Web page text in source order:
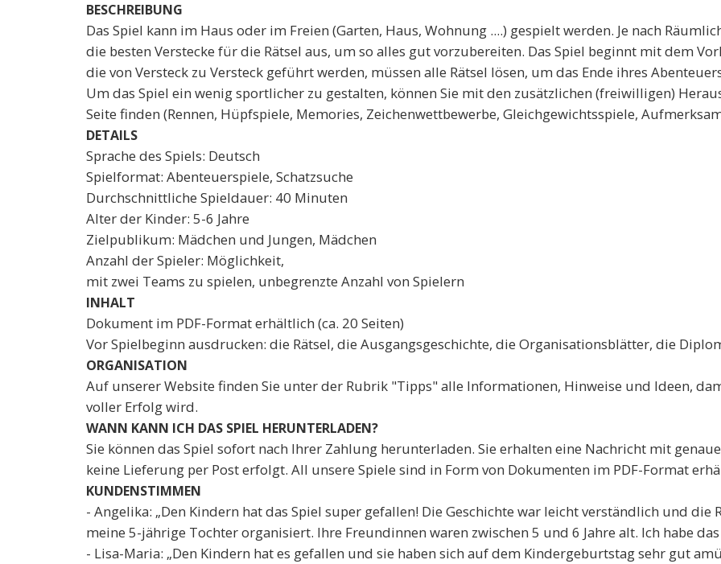
BESCHREIBUNG
Das Spiel kann im Haus oder im Freien (Garten, Haus, Wohnung ....) gespielt werden. Je nach
die besten Verstecke für die Rätsel aus, um so alles gut vorzubereiten. Das Spiel beginnt mit dem
die von Versteck zu Versteck geführt werden, müssen alle Rätsel lösen, um das Ende ihres
Um das Spiel ein wenig sportlicher zu gestalten, können Sie mit den zusätzlichen (freiwilligen)
Seite finden (Rennen, Hüpfspiele, Memories, Zeichenwettbewerbe, Gleichgewichtsspiele,
DETAILS
Sprache des Spiels: Deutsch
Spielformat: Abenteuerspiele, Schatzsuche
Durchschnittliche Spieldauer: 40 Minuten
Alter der Kinder: 5-6 Jahre
Zielpublikum: Mädchen und Jungen, Mädchen
Anzahl der Spieler: Möglichkeit,
mit zwei Teams zu spielen, unbegrenzte Anzahl von Spielern
INHALT
Dokument im PDF-Format erhältlich (ca. 20 Seiten)
Vor Spielbeginn ausdrucken: die Rätsel, die Ausgangsgeschichte, die Organisationsblätter, die
ORGANISATION
Auf unserer Website finden Sie unter der Rubrik "Tipps" alle Informationen, Hinweise und Ideen,
voller Erfolg wird.
WANN KANN ICH DAS SPIEL HERUNTERLADEN?
Sie können das Spiel sofort nach Ihrer Zahlung herunterladen. Sie erhalten eine Nachricht mit
keine Lieferung per Post erfolgt. All unsere Spiele sind in Form von Dokumenten im PDF-Format
KUNDENSTIMMEN
- Angelika: „Den Kindern hat das Spiel super gefallen! Die Geschichte war leicht verständlich und
meine 5-jährige Tochter organisiert. Ihre Freundinnen waren zwischen 5 und 6 Jahre alt. Ich habe
- Lisa-Maria: „Den Kindern hat es gefallen und sie haben sich auf dem Kindergeburtstag sehr gut